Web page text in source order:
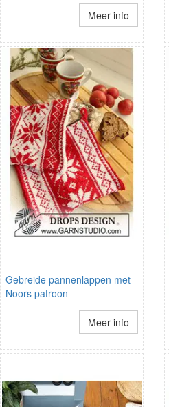
Meer info
Gebreide pannenlappen met
Noors patroon
Meer info